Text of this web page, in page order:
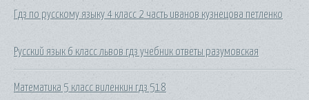
Гдз по русскому языку 4 класс 2 часть иванов кузнецова петленко
Русский язык 6 класс львов гдз учебник ответы разумовская
Математика 5 класс виленкин гдз 518